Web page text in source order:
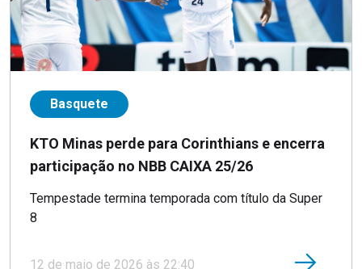
Basquete
KTO Minas perde para Corinthians e encerra
participação no NBB CAIXA 25/26
Tempestade termina temporada com título da Super
8
12 de maio de 2026 às 22:40